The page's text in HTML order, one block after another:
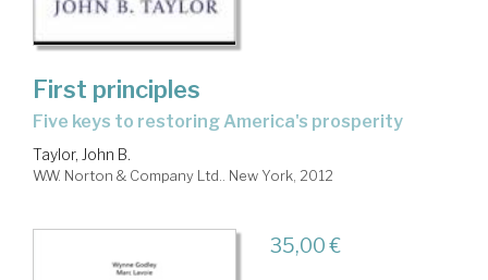
First principles
five keys to restoring America's prosperity
Taylor, John B.
W.W. Norton & Company Ltd.. New York, 2012
35,00 €